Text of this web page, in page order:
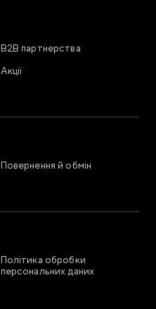
В2В партнерства
Акції
Повернення й обмін
Політика обробки
персональних даних